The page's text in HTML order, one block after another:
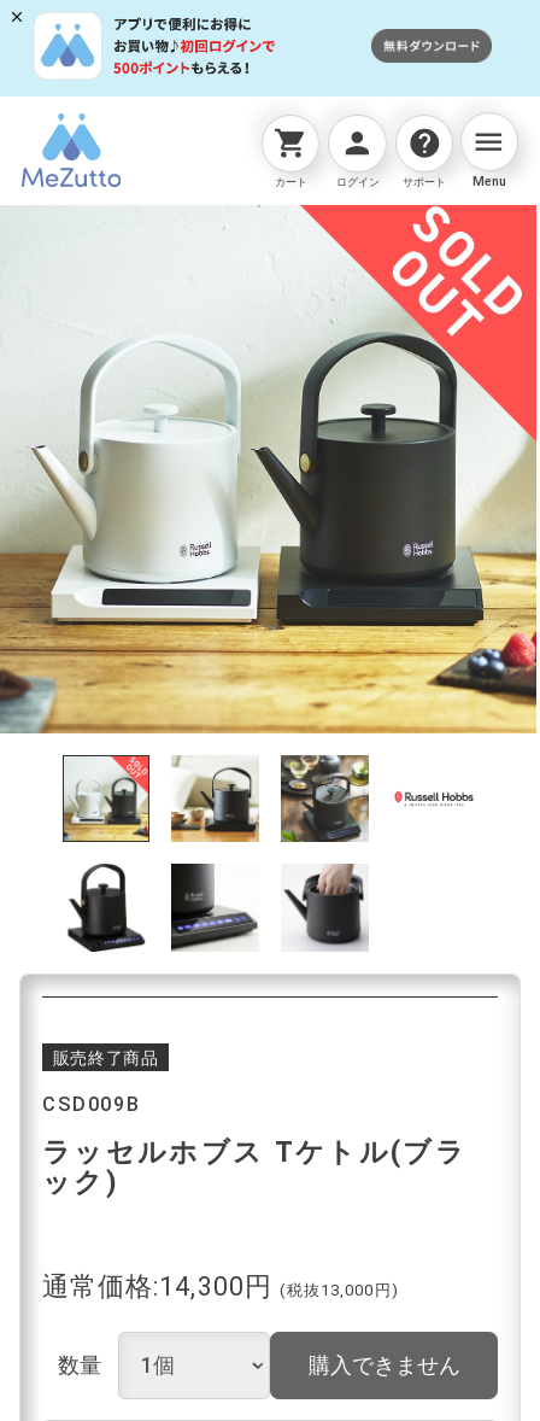
shopping_cart
カート
person
ログイン
help
サポート
menu
Menu
ネットストアTOP 販売終了商品 ラッセルホブス Tケ
販売終了商品
CSD009B
ラッセルホブス Tケトル(ブラ
ック)
通常価格:14,300円 (税抜13,000円)
数量 購入できません